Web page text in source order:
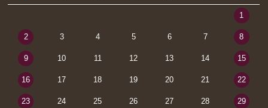
1
2 3 4 5 6 7 8
9 10 11 12 13 14 15
16 17 18 19 20 21 22
23 24 25 26 27 28 29